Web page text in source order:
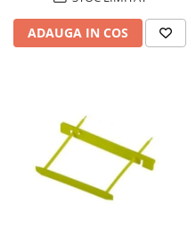
ADAUGA IN COS